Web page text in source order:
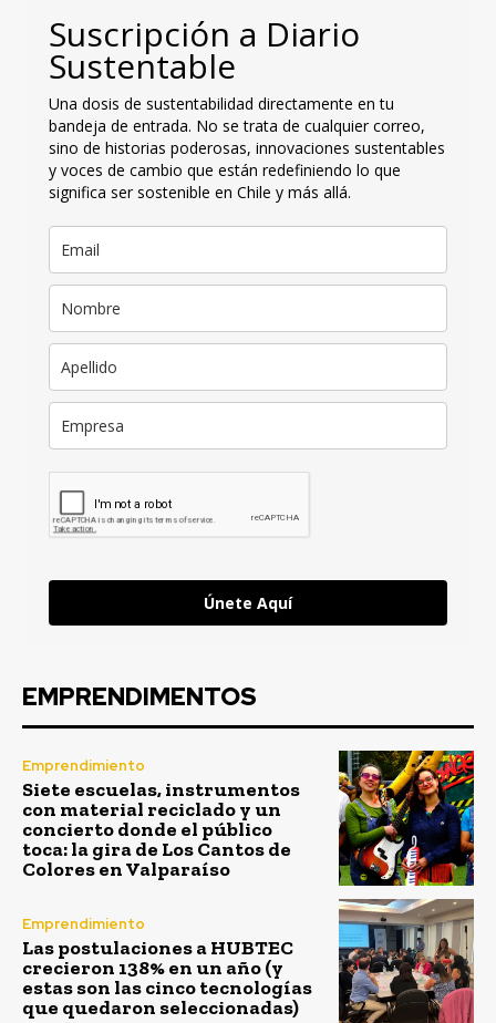
Suscripción a Diario
Sustentable
Una dosis de sustentabilidad directamente en tu
bandeja de entrada. No se trata de cualquier correo,
sino de historias poderosas, innovaciones sustentables
y voces de cambio que están redefiniendo lo que
significa ser sostenible en Chile y más allá.
Únete Aquí
EMPRENDIMENTOS
Emprendimiento
Siete escuelas, instrumentos
con material reciclado y un
concierto donde el público
toca: la gira de Los Cantos de
Colores en Valparaíso
Emprendimiento
Las postulaciones a HUBTEC
crecieron 138% en un año (y
estas son las cinco tecnologías
que quedaron seleccionadas)